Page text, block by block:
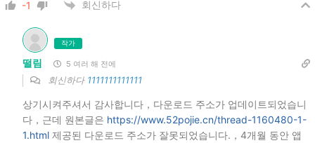
-1 회신하다
작가
떨림 5 여러 해 전에
회신하다 1111111111111
상기시켜주셔서 감사합니다，다운로드 주소가 업데이트되었습니
다，근데 원본글은 https://www.52pojie.cn/thread-1160480-1-
1.html제공된 다운로드 주소가 잘못되었습니다.，4개월 동안 앱